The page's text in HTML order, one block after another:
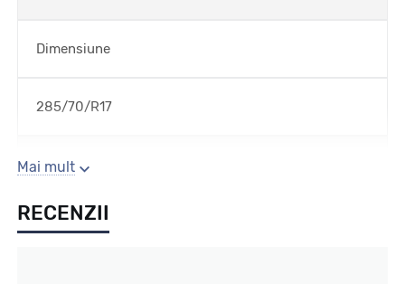
Dimensiune
285/70/R17
Sezon
All season / Off Road
Mai mult
RECENZII